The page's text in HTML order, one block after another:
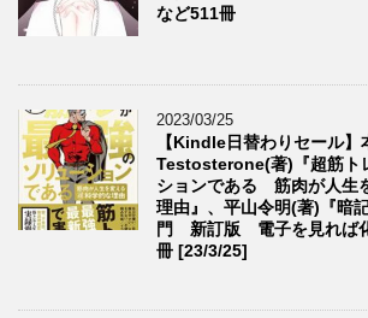
など511冊
2023/03/25
【Kindle日替わりセール】
Testosterone(著)『超筋ト
ションである 筋肉が人生
理由』、平山令明(著)『暗
門 新訂版 電子を見れば
冊 [23/3/25]